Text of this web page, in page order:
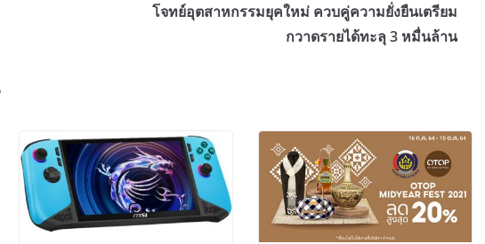
โจทย์อุตสาหกรรมยุคใหม่ ควบคู่ความยั่งยืนเตรียม
กวาดรายได้ทะลุ 3 หมื่นล้าน